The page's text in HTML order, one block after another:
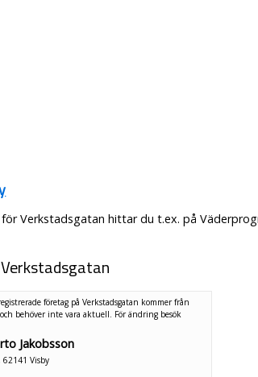
Verkstadsgatan hittar du t.ex. på
företag på Verkstadsgatan kommer från
och behöver inte vara aktuell. För ändring besök
Jakobsson
62141 Visby